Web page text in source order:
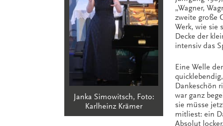
Janka Simowitsch, Foto:
Karlheinz Krämer
„Wagner,
zweite große
Werk, wie sie
Decke der
intensiv das
Eine Welle
Dankeschön
war ganz
sie müsse
mitliest: ein
Absolut